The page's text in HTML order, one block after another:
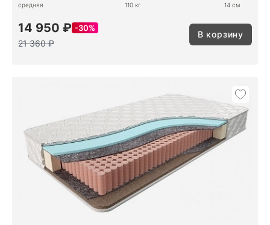
средняя 110 кг 14 см
14 950 ₽ 30%
21 360 ₽
В корзину